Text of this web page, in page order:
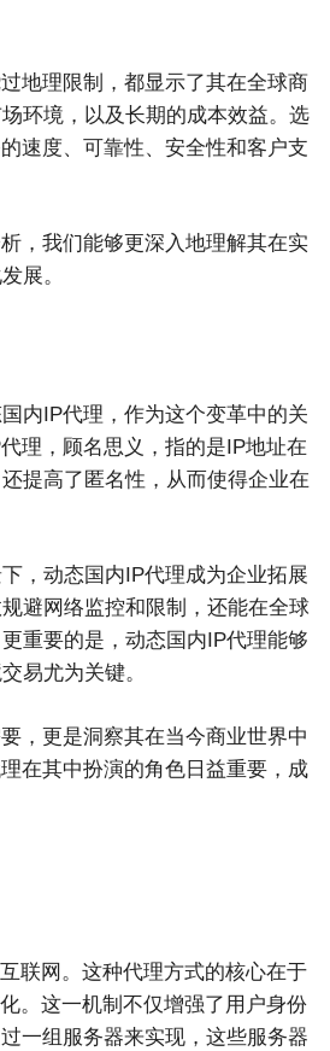
地理限制，都显示了其在全球商
环境，以及长期的成本效益。选
速度、可靠性、安全性和客户支
，我们能够更深入地理解其在实
展。
内IP代理，作为这个变革中的关
理，顾名思义，指的是IP地址在
提高了匿名性，从而使得企业在
，动态国内IP代理成为企业拓展
避网络监控和限制，还能在全球
重要的是，动态国内IP代理能够
易尤为关键。
，更是洞察其在当今商业世界中
在其中扮演的角色日益重要，成
联网。这种代理方式的核心在于
。这一机制不仅增强了用户身份
一组服务器来实现，这些服务器